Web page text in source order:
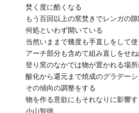
焚く度に酷くなる
もう百回以上の窯焚きでレンガの隙
何処といわず開いている
当然いままで幾度も手直しをして
アーチ部分も含めて組み直しをせ
登り窯のなかでは物が置かれる場所
酸化から還元まで焼成のグラデー
その傾向の調整をする
物を作る意欲にもそれなりに影響
小山智徳